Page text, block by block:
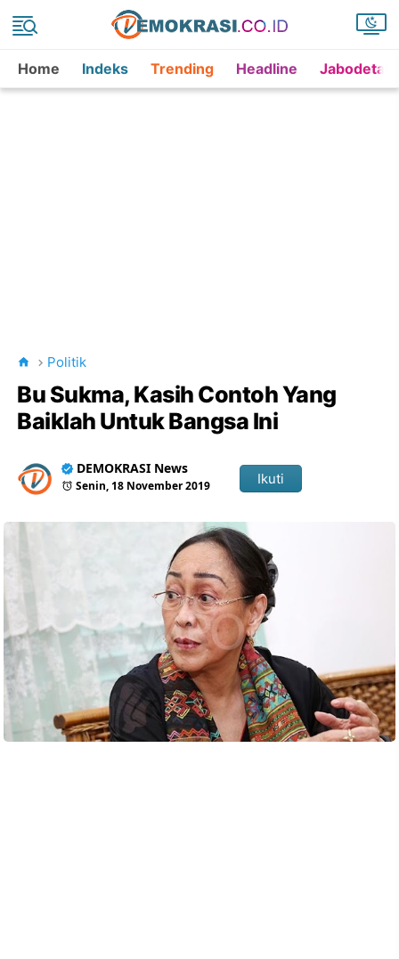
Home Indeks Trending Headline
Politik
Bu Sukma, Kasih Contoh Yang
Baiklah Untuk Bangsa Ini
DEMOKRASI News
Senin, 18 November 2019 Ikuti